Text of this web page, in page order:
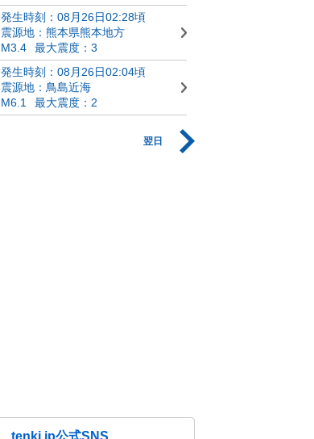
発生時刻：08月26日02:28頃
震源地：熊本県熊本地方
M3.4
最大震度：3
発生時刻：08月26日02:04頃
震源地：鳥島近海
M6.1
最大震度：2
翌日
tenki.jp公式SNS